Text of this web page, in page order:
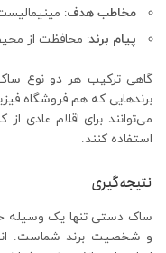
مخاطب هدف:
پیام برند: محافظت از
گاهی ترکیب هر دو نوع ساک
برندهایی که هم فروشگاه
می‌توانند برای اقلام
استفاده کنند.
نتیجه‌گیری
ساک دستی تنها یک وسیله
و شخصیت برند شماست.